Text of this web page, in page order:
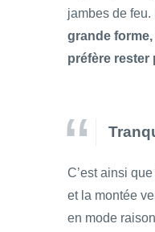
jambes de feu.
grande
préfère rester
C’est ainsi
et la montée
en mode